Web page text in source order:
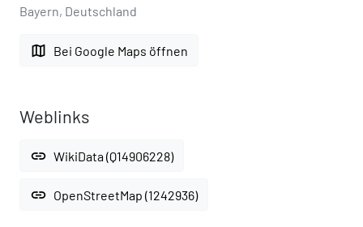
Bayern, Deutschland
map Bei Google Maps öffnen
Weblinks
link WikiData (Q14906228)
link OpenStreetMap (1242936)